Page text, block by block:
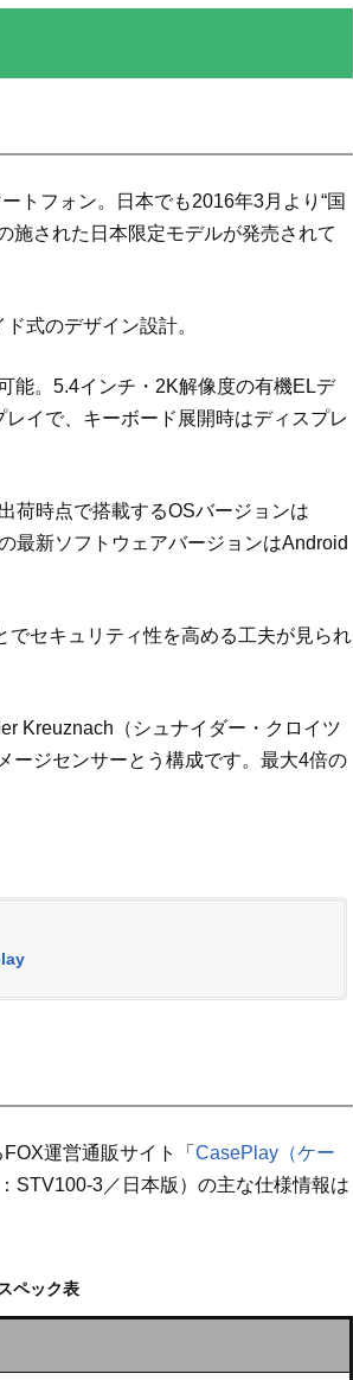
トフォン。日本でも2016年3月より“国
施された日本限定モデルが発売されて
式のデザイン設計。
能。5.4インチ・2K解像度の有機ELデ
イで、キーボード展開時はディスプレ
荷時点で搭載するOSバージョンは
最新ソフトウェアバージョンはAndroid
セキュリティ性を高める工夫が見られ
Kreuznach（シュナイダー・クロイツ
ージセンサーとう構成です。最大4倍の
運営通販サイト「 CasePlay（ケー
STV100-3／日本版）の主な仕様情報は
ペック表